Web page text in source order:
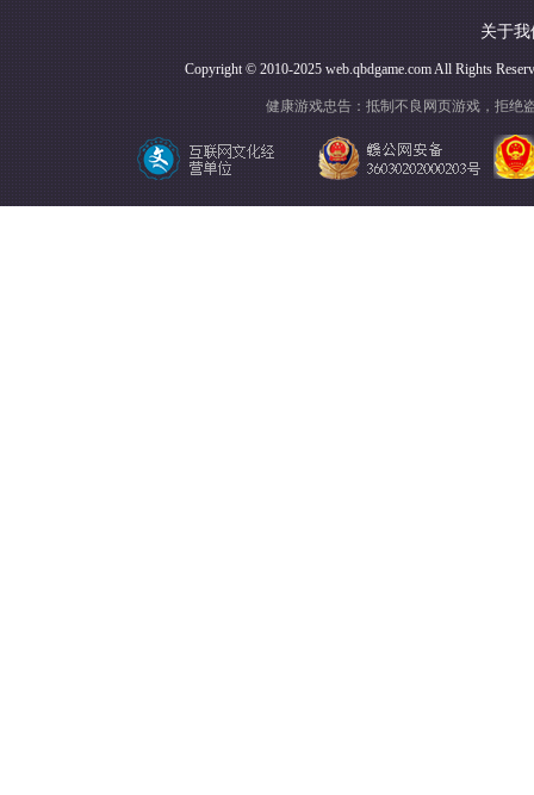
关于我
Copyright © 2010-2025 web.qbdgame.com All Rights
健康游戏忠告：抵制不良网页游戏，拒绝